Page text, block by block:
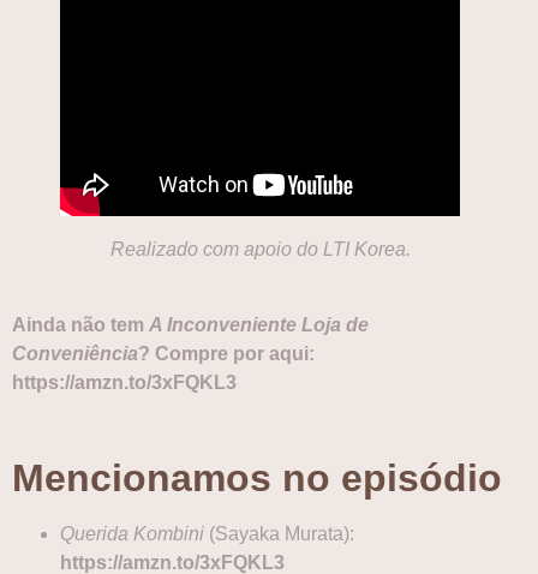
Realizado com apoio do LTI Korea.
Ainda não tem A Inconveniente Loja de
Conveniência? Compre por aqui:
https://amzn.to/3xFQKL3
Mencionamos no episódio
Querida Kombini (Sayaka Murata):
https://amzn.to/3xFQKL3